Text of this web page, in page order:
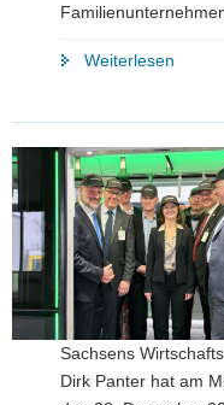
Weiterlesen
im
ZEW-
Studie
hohe
für
Sachsens
Dirk Panter hat am